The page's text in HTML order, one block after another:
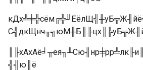
╣╣ю║ё